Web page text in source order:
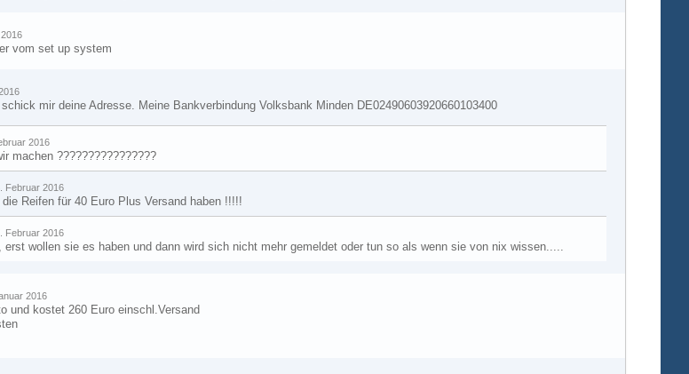
vom set up system
mir deine Adresse. Meine Bankverbindung Volksbank Minden DE02490603920660103400
2016
machen ????????????????
Februar 2016
Reifen für 40 Euro Plus Versand haben !!!!!
Februar 2016
erst wollen sie es haben und dann wird sich nicht mehr gemeldet oder tun so als wenn sie von nix wissen.....
2016
und kostet 260 Euro einschl.Versand